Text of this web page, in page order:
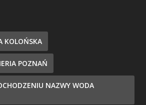
KOLOŃSKA
POZNAŃ
NAZWY WODA